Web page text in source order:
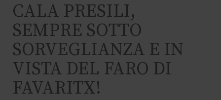
CALA PRESILI,
SEMPRE SOTTO
SORVEGLIANZA E IN
VISTA DEL FARO DI
FAVARITX!